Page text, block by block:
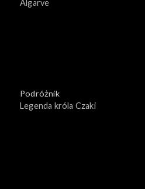
Algarve
Podróżnik
Legenda króla Czaki